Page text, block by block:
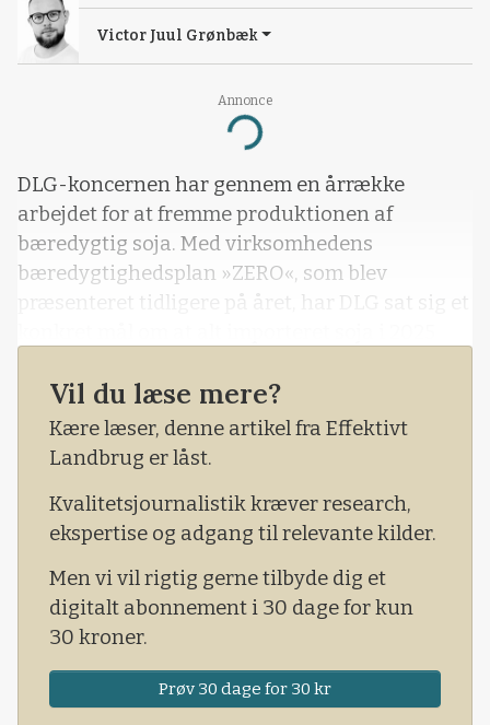
Annonce
Loading...
Victor Juul Grønbæk
DLG-koncernen har gennem en årrække
arbejdet for at fremme produktionen af
bæredygtig soja. Med virksomhedens
bæredygtighedsplan »ZERO«, som blev
præsenteret tidligere på året, har DLG sat sig et
produceret.
Vil du læse mere?
Kære læser, denne artikel fra Effektivt
Landbrug er låst.
Kvalitetsjournalistik kræver research,
ekspertise og adgang til relevante kilder.
Men vi vil rigtig gerne tilbyde dig et
digitalt abonnement i 30 dage for kun
30 kroner.
Prøv 30 dage for 30 kr